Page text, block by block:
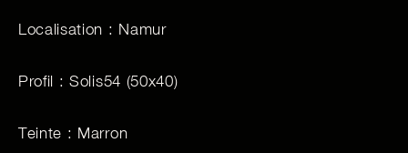
Localisation : Namur
Profil : Solis54 (50x40)
Teinte : Marron